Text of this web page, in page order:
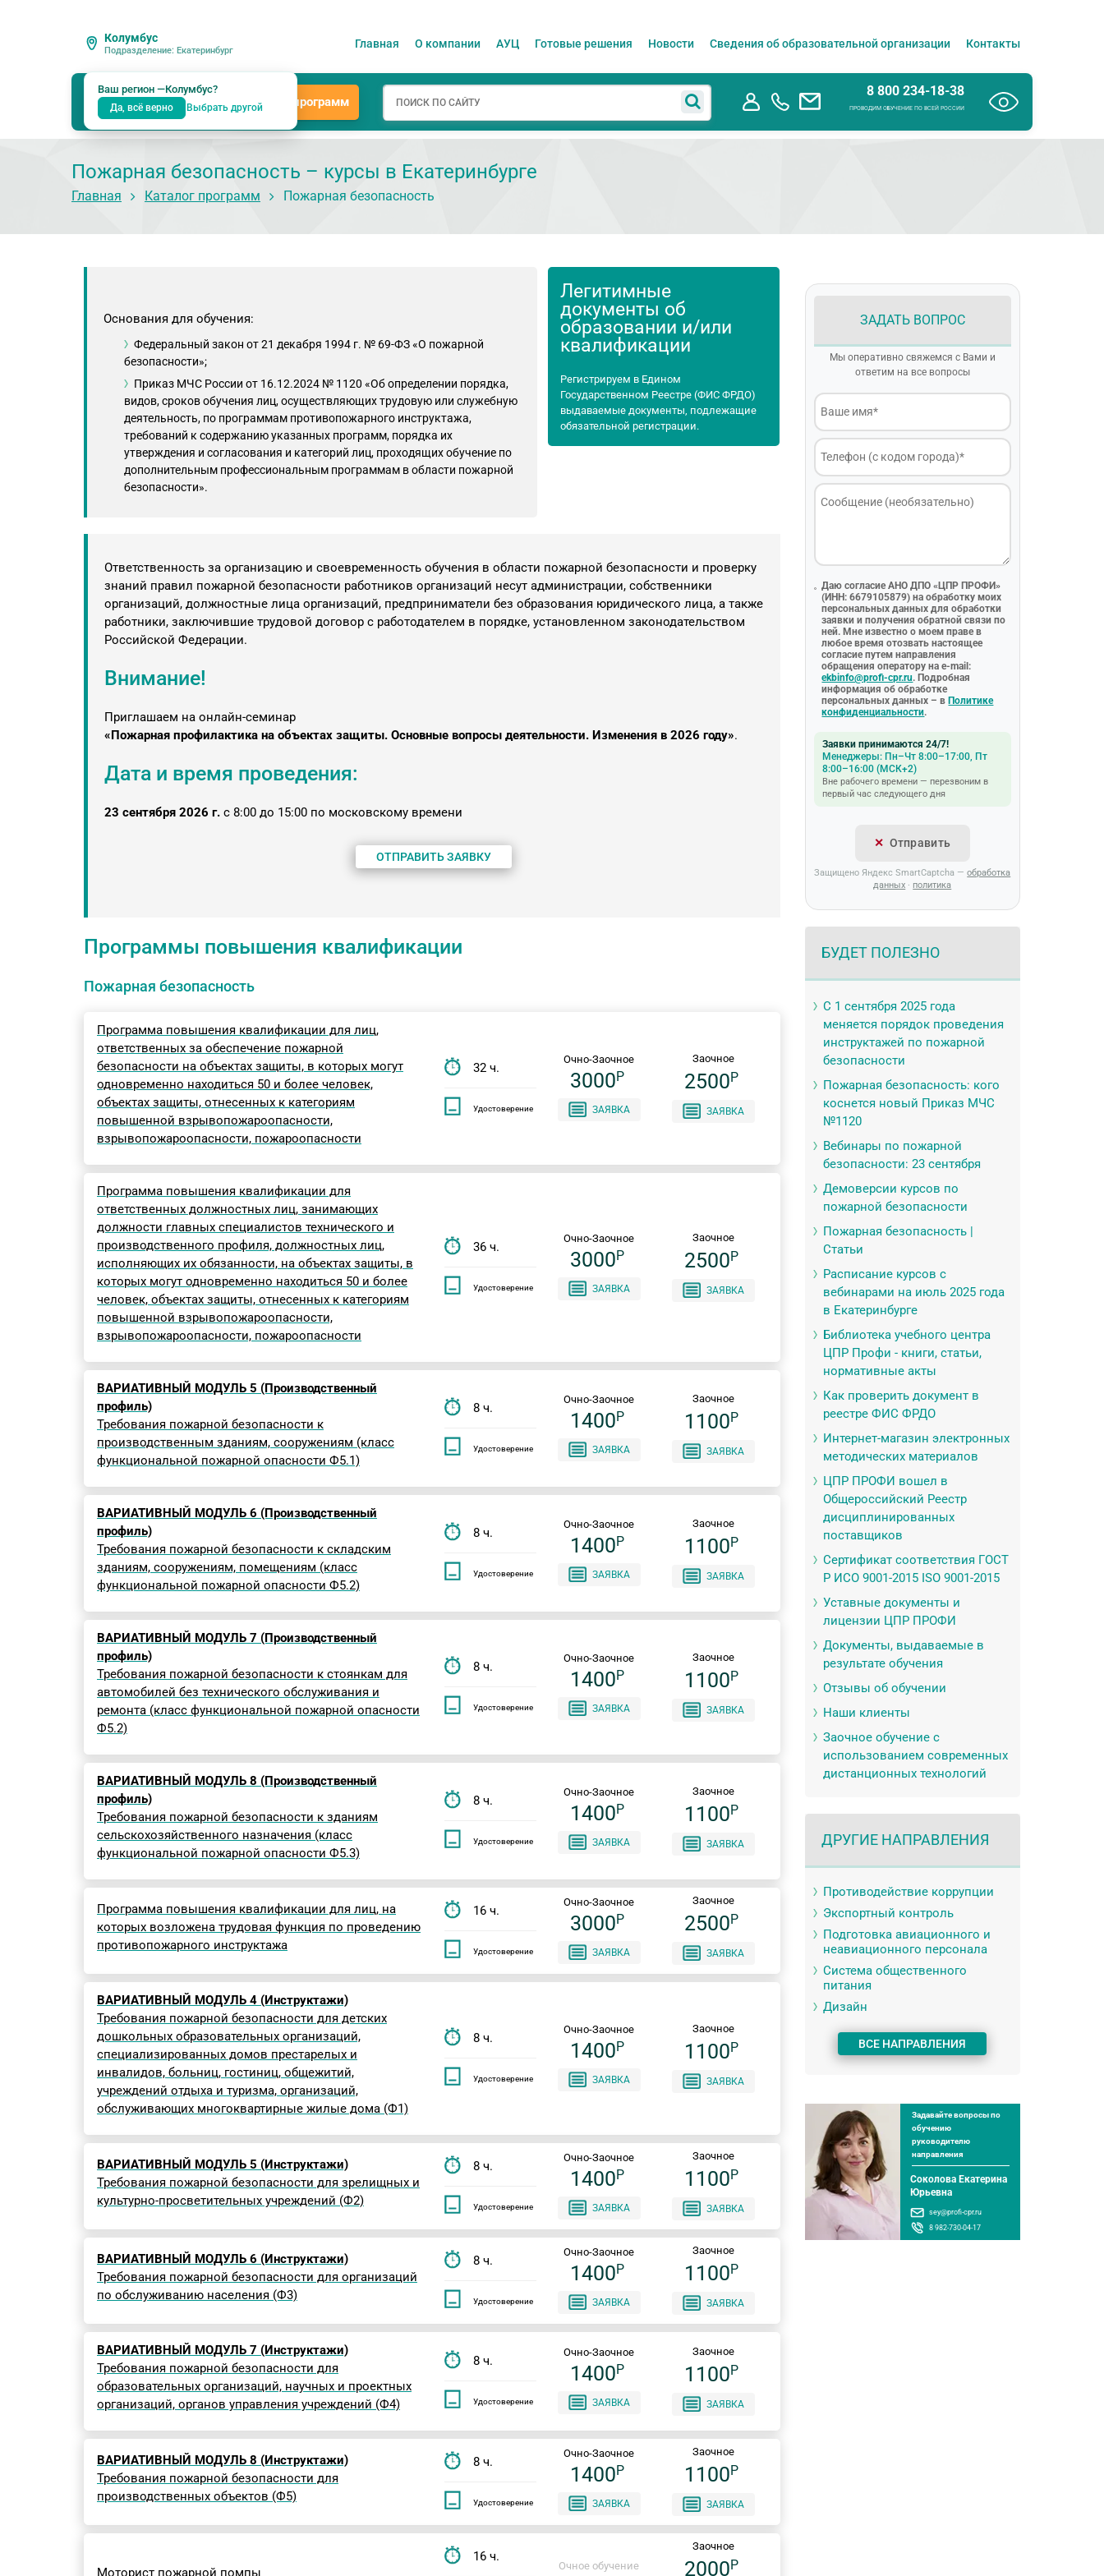
Колумбус
Подразделение: Екатеринбург
Ваш регион —Колумбус?
Да, всё верно Выбрать другой
Главная О компании АУЦ Готовые решения Новости Сведения об образовательной организации Контакты
Каталог программ
8 800 234-18-38
ПРОВОДИМ ОБУЧЕНИЕ ПО ВСЕЙ РОССИИ
Пожарная безопасность – курсы в Екатеринбурге
Главная Каталог программ Пожарная безопасность
Основания для обучения:
Федеральный закон от 21 декабря 1994 г. № 69-ФЗ «О пожарной
безопасности»;
Приказ МЧС России от 16.12.2024 № 1120 «Об определении порядка,
видов, сроков обучения лиц, осуществляющих трудовую или служебную
деятельность, по программам противопожарного инструктажа,
требований к содержанию указанных программ, порядка их
утверждения и согласования и категорий лиц, проходящих обучение по
дополнительным профессиональным программам в области пожарной
безопасности».
Легитимные
документы об
образовании и/или
квалификации
Регистрируем в Едином
Государственном Реестре (ФИС ФРДО)
выдаваемые документы, подлежащие
обязательной регистрации.
Ответственность за организацию и своевременность обучения в области пожарной безопасности и проверку
знаний правил пожарной безопасности работников организаций несут администрации, собственники
организаций, должностные лица организаций, предприниматели без образования юридического лица, а также
работники, заключившие трудовой договор с работодателем в порядке, установленном законодательством
Российской Федерации.
Внимание!
Приглашаем на онлайн-семинар
«Пожарная профилактика на объектах защиты. Основные вопросы деятельности. Изменения в 2026 году».
Дата и время проведения:
23 сентября 2026 г. с 8:00 до 15:00 по московскому времени
ОТПРАВИТЬ ЗАЯВКУ
Программы повышения квалификации
Пожарная безопасность
Программа повышения квалификации для лиц,
ответственных за обеспечение пожарной
безопасности на объектах защиты, в которых могут
одновременно находиться 50 и более человек,
объектах защиты, отнесенных к категориям
повышенной взрывопожароопасности,
взрывопожароопасности, пожароопасности
32 ч.
Удостоверение
Очно-Заочное
3000P
ЗАЯВКА
Заочное
2500P
ЗАЯВКА
Программа повышения квалификации для
ответственных должностных лиц, занимающих
должности главных специалистов технического и
производственного профиля, должностных лиц,
исполняющих их обязанности, на объектах защиты, в
которых могут одновременно находиться 50 и более
человек, объектах защиты, отнесенных к категориям
повышенной взрывопожароопасности,
взрывопожароопасности, пожароопасности
36 ч.
Удостоверение
Очно-Заочное
3000P
ЗАЯВКА
Заочное
2500P
ЗАЯВКА
ВАРИАТИВНЫЙ МОДУЛЬ 5 (Производственный
профиль)
Требования пожарной безопасности к
производственным зданиям, сооружениям (класс
функциональной пожарной опасности Ф5.1)
8 ч.
Удостоверение
Очно-Заочное
1400P
ЗАЯВКА
Заочное
1100P
ЗАЯВКА
ВАРИАТИВНЫЙ МОДУЛЬ 6 (Производственный
профиль)
Требования пожарной безопасности к складским
зданиям, сооружениям, помещениям (класс
функциональной пожарной опасности Ф5.2)
8 ч.
Удостоверение
Очно-Заочное
1400P
ЗАЯВКА
Заочное
1100P
ЗАЯВКА
ВАРИАТИВНЫЙ МОДУЛЬ 7 (Производственный
профиль)
Требования пожарной безопасности к стоянкам для
автомобилей без технического обслуживания и
ремонта (класс функциональной пожарной опасности
Ф5.2)
8 ч.
Удостоверение
Очно-Заочное
1400P
ЗАЯВКА
Заочное
1100P
ЗАЯВКА
ВАРИАТИВНЫЙ МОДУЛЬ 8 (Производственный
профиль)
Требования пожарной безопасности к зданиям
сельскохозяйственного назначения (класс
функциональной пожарной опасности Ф5.3)
8 ч.
Удостоверение
Очно-Заочное
1400P
ЗАЯВКА
Заочное
1100P
ЗАЯВКА
Программа повышения квалификации для лиц, на
которых возложена трудовая функция по проведению
противопожарного инструктажа
16 ч.
Удостоверение
Очно-Заочное
3000P
ЗАЯВКА
Заочное
2500P
ЗАЯВКА
ВАРИАТИВНЫЙ МОДУЛЬ 4 (Инструктажи)
Требования пожарной безопасности для детских
дошкольных образовательных организаций,
специализированных домов престарелых и
инвалидов, больниц, гостиниц, общежитий,
учреждений отдыха и туризма, организаций,
обслуживающих многоквартирные жилые дома (Ф1)
8 ч.
Удостоверение
Очно-Заочное
1400P
ЗАЯВКА
Заочное
1100P
ЗАЯВКА
ВАРИАТИВНЫЙ МОДУЛЬ 5 (Инструктажи)
Требования пожарной безопасности для зрелищных и
культурно-просветительных учреждений (Ф2)
8 ч.
Удостоверение
Очно-Заочное
1400P
ЗАЯВКА
Заочное
1100P
ЗАЯВКА
ВАРИАТИВНЫЙ МОДУЛЬ 6 (Инструктажи)
Требования пожарной безопасности для организаций
по обслуживанию населения (Ф3)
8 ч.
Удостоверение
Очно-Заочное
1400P
ЗАЯВКА
Заочное
1100P
ЗАЯВКА
ВАРИАТИВНЫЙ МОДУЛЬ 7 (Инструктажи)
Требования пожарной безопасности для
образовательных организаций, научных и проектных
организаций, органов управления учреждений (Ф4)
8 ч.
Удостоверение
Очно-Заочное
1400P
ЗАЯВКА
Заочное
1100P
ЗАЯВКА
ВАРИАТИВНЫЙ МОДУЛЬ 8 (Инструктажи)
Требования пожарной безопасности для
производственных объектов (Ф5)
8 ч.
Удостоверение
Очно-Заочное
1400P
ЗАЯВКА
Заочное
1100P
ЗАЯВКА
Моторист пожарной помпы
16 ч.
Очное обучение
Заочное
2000P
ЗАДАТЬ ВОПРОС
Мы оперативно свяжемся с Вами и
ответим на все вопросы
Даю согласие АНО ДПО «ЦПР ПРОФИ»
(ИНН: 6679105879) на обработку моих
персональных данных для обработки
заявки и получения обратной связи по
ней. Мне известно о моем праве в
любое время отозвать настоящее
согласие путем направления
обращения оператору на e-mail:
ekbinfo@profi-cpr.ru. Подробная
информация об обработке
персональных данных – в Политике
конфиденциальности.
Заявки принимаются 24/7!
Менеджеры: Пн–Чт 8:00–17:00, Пт
8:00–16:00 (МСК+2)
Вне рабочего времени — перезвоним в
первый час следующего дня
Отправить
Защищено Яндекс SmartCaptcha —обработка
данных · политика
БУДЕТ ПОЛЕЗНО
С 1 сентября 2025 года
меняется порядок проведения
инструктажей по пожарной
безопасности
Пожарная безопасность: кого
коснется новый Приказ МЧС
№1120
Вебинары по пожарной
безопасности: 23 сентября
Демоверсии курсов по
пожарной безопасности
Пожарная безопасность |
Статьи
Расписание курсов с
вебинарами на июль 2025 года
в Екатеринбурге
Библиотека учебного центра
ЦПР Профи - книги, статьи,
нормативные акты
Как проверить документ в
реестре ФИС ФРДО
Интернет-магазин электронных
методических материалов
ЦПР ПРОФИ вошел в
Общероссийский Реестр
дисциплинированных
поставщиков
Сертификат соответствия ГОСТ
Р ИСО 9001-2015 ISO 9001-2015
Уставные документы и
лицензии ЦПР ПРОФИ
Документы, выдаваемые в
результате обучения
Отзывы об обучении
Наши клиенты
Заочное обучение с
использованием современных
дистанционных технологий
ДРУГИЕ НАПРАВЛЕНИЯ
Противодействие коррупции
Экспортный контроль
Подготовка авиационного и
неавиационного персонала
Система общественного
питания
Дизайн
ВСЕ НАПРАВЛЕНИЯ
Задавайте вопросы по
обучению
руководителю
направления
Соколова Екатерина
Юрьевна
sey@profi-cpr.ru
8 982-730-04-17